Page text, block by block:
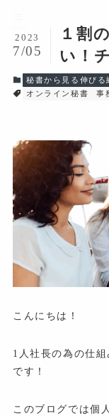
１割
い！
2023
7/05
秘書から見る伸びる
オンライン秘書
事
こんにちは！
1人社長の為の仕
です！
このブログでは個